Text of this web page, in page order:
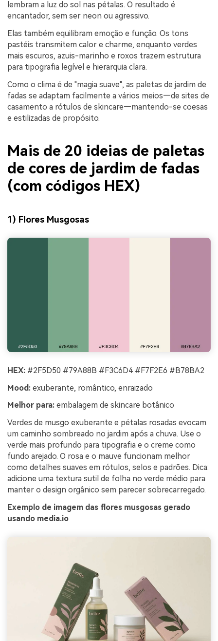
lembram a luz do sol nas pétalas. O resultado é
encantador, sem ser neon ou agressivo.
Elas também equilibram emoção e função. Os tons
pastéis transmitem calor e charme, enquanto verdes
mais escuros, azuis-marinho e roxos trazem estrutura
para tipografia legível e hierarquia clara.
Como o clima é de "magia suave", as paletas de jardim de
fadas se adaptam facilmente a vários meios—de sites de
casamento a rótulos de skincare—mantendo-se coesas
e estilizadas de propósito.
Mais de 20 ideias de paletas
de cores de jardim de fadas
(com códigos HEX)
1) Flores Musgosas
HEX: #2F5D50 #79A88B #F3C6D4 #F7F2E6 #B78BA2
Mood: exuberante, romântico, enraizado
Melhor para: embalagem de skincare botânico
Verdes de musgo exuberante e pétalas rosadas evocam
um caminho sombreado no jardim após a chuva. Use o
verde mais profundo para tipografia e o creme como
fundo arejado. O rosa e o mauve funcionam melhor
como detalhes suaves em rótulos, selos e padrões. Dica:
adicione uma textura sutil de folha no verde médio para
manter o design orgânico sem parecer sobrecarregado.
Exemplo de imagem das flores musgosas gerado
usando media.io